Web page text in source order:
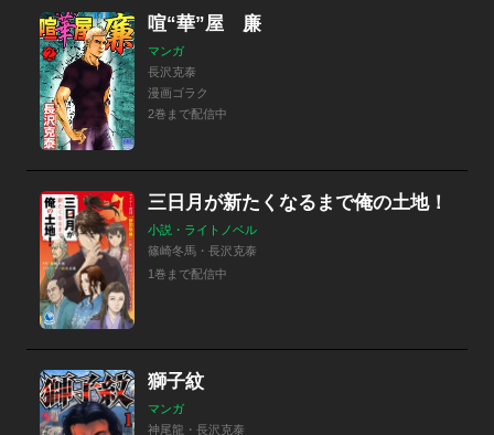
喧“華”屋 廉
マンガ
長沢克泰
漫画ゴラク
2巻まで配信中
三日月が新たくなるまで俺の土地！
小説・ライトノベル
篠崎冬馬・長沢克泰
1巻まで配信中
獅子紋
マンガ
神尾龍・長沢克泰